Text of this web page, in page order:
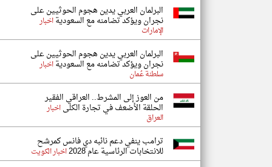
البرلمان العربي يدين هجوم الحوثيين على
نجران ويؤكد تضامنه مع السعوديةاخبار
الإمارات
البرلمان العربي يدين هجوم الحوثيين على
نجران ويؤكد تضامنه مع السعوديةاخبار
سلطنة عُمان
من العوز إلى المشرط.. العراقي الفقير
الحلقة الأضعف في تجارة الكلىاخبار
العراق
ترامب ينفي دعم نائبه دي فانس كمرشح
للانتخابات الرئاسية عام 2028 اخبار الكويت